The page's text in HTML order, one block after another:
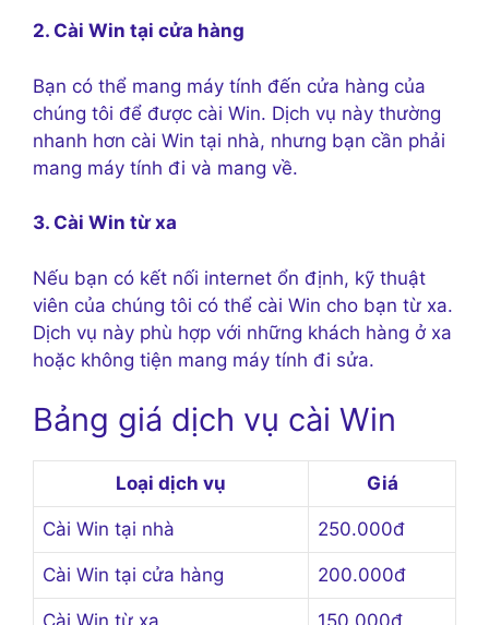
2. Cài Win tại cửa hàng
Bạn có thể mang máy tính đến cửa hàng của
chúng tôi để được cài Win. Dịch vụ này thường
nhanh hơn cài Win tại nhà, nhưng bạn cần phải
mang máy tính đi và mang về.
3. Cài Win từ xa
Nếu bạn có kết nối internet ổn định, kỹ thuật
viên của chúng tôi có thể cài Win cho bạn từ xa.
Dịch vụ này phù hợp với những khách hàng ở xa
hoặc không tiện mang máy tính đi sửa.
Bảng giá dịch vụ cài Win
Loại dịch vụ Giá
Cài Win tại nhà 250.000đ
Cài Win tại cửa hàng 200.000đ